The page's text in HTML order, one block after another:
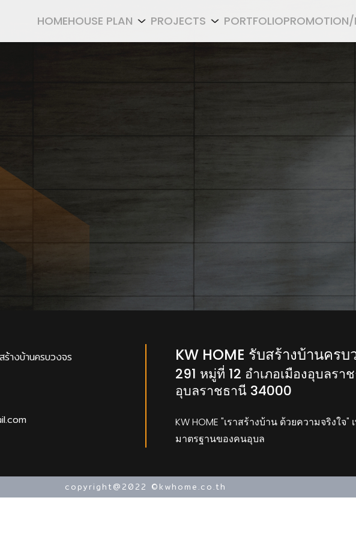
HOMEHOUSE PLAN PROJECTS PORTFOLIOPROMOTION/
ร้างบ้านครบวงจร KW HOME รับสร้างบ้านครบ
291 หมู่ที่ 12 อำเภอเมืองอุบลร
อุบลราชธานี 34000
KW HOME "เราสร้างบ้าน ด้วยความจริงใ
มาตรฐานของคนอุบล
copyright@2022 ©kwhome.co.th